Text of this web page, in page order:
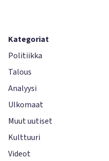
Kategoriat
Politiikka
Talous
Analyysi
Ulkomaat
Muut uutiset
Kulttuuri
Videot